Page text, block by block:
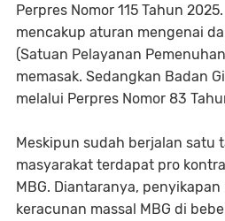
Perpres Nomor 115 Tahun
mencakup aturan mengenai
(Satuan Pelayanan
memasak. Sedangkan Badan
melalui Perpres Nomor 83
Meskipun sudah berjalan satu
masyarakat terdapat pro
MBG. Diantaranya,
keracunan massal MBG di